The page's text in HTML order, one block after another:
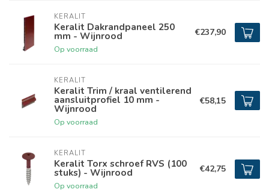
KERALIT
Keralit Dakrandpaneel 250
mm - Wijnrood
Op voorraad
€237,90
KERALIT
Keralit Trim / kraal ventilerend
aansluitprofiel 10 mm -
Wijnrood
Op voorraad
€58,15
KERALIT
Keralit Torx schroef RVS (100
stuks) - Wijnrood
Op voorraad
€42,75